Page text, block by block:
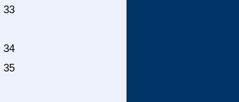
33
34
35